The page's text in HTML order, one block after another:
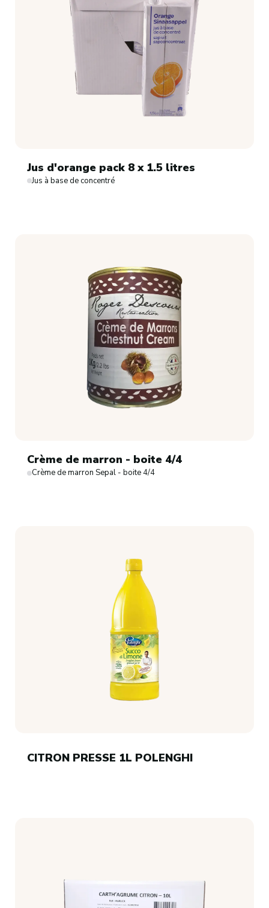
Jus d'orange pack 8 x 1.5 litres
Jus à base de concentré
Crème de marron - boite 4/4
Crème de marron Sepal - boite 4/4
CITRON PRESSE 1L POLENGHI